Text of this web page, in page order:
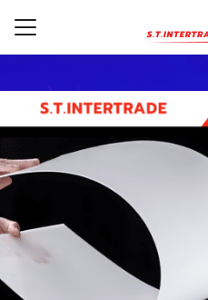
content
ก
รา
เงิน
ง
า